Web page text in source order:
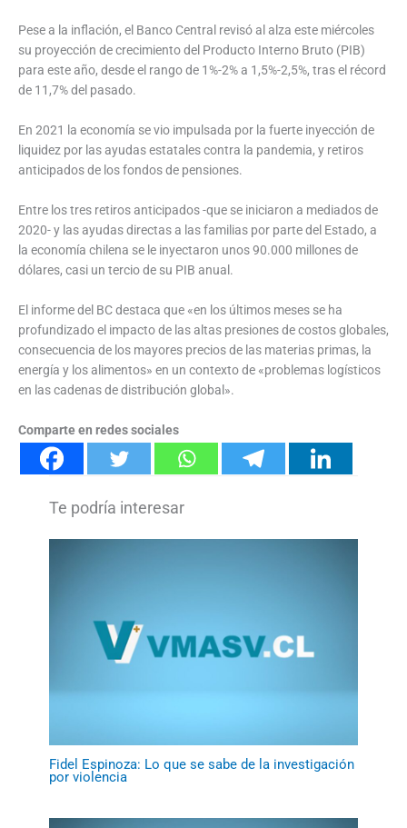
Pese a la inflación, el Banco Central revisó al alza este miércoles
su proyección de crecimiento del Producto Interno Bruto (PIB)
para este año, desde el rango de 1%-2% a 1,5%-2,5%, tras el récord
de 11,7% del pasado.
En 2021 la economía se vio impulsada por la fuerte inyección de
liquidez por las ayudas estatales contra la pandemia, y retiros
anticipados de los fondos de pensiones.
Entre los tres retiros anticipados -que se iniciaron a mediados de
2020- y las ayudas directas a las familias por parte del Estado, a
la economía chilena se le inyectaron unos 90.000 millones de
dólares, casi un tercio de su PIB anual.
El informe del BC destaca que «en los últimos meses se ha
profundizado el impacto de las altas presiones de costos globales,
consecuencia de los mayores precios de las materias primas, la
energía y los alimentos» en un contexto de «problemas logísticos
en las cadenas de distribución global».
Comparte en redes sociales
Fidel Espinoza: Lo que se sabe de la investigación
por violencia